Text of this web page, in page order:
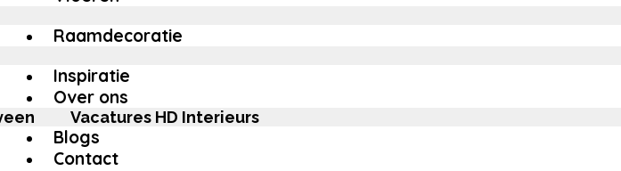
Raamdecoratie
Inspiratie
Over ons
Vacatures HD Interieurs
Blogs
Contact